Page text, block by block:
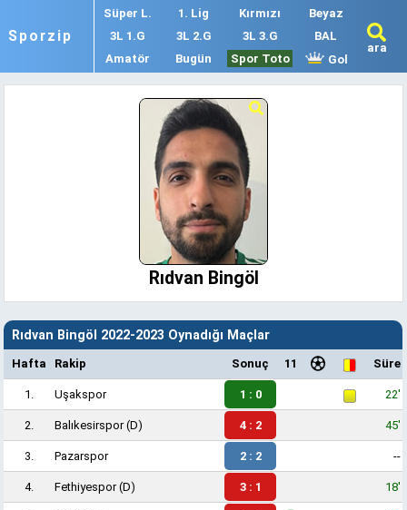
Sporzip
Süper L. 1. Lig Kırmızı
Beyaz
3L 1.G
3L 2.G 3L 3.G
BAL
Amatör
Bugün Spor Toto Gol
ara
Rıdvan Bingöl
Rıdvan Bingöl 2022-2023 Oynadığı Maçlar
Hafta Rakip Sonuç 11 Süre
1. Uşakspor 1 : 0 22'
2. Balıkesirspor(D) 4 : 2 45'
3. Pazarspor 2 : 2 --
4. Fethiyespor(D) 3 : 1 18'